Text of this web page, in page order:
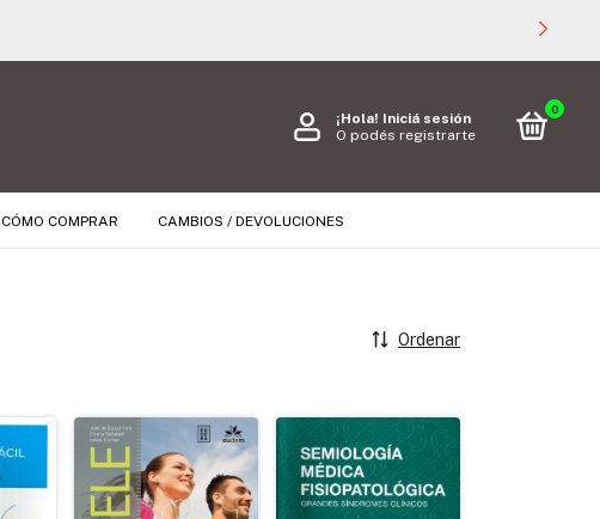
¡Hola! Iniciá sesión
O podés registrarte
0
CÓMO COMPRAR CAMBIOS / DEVOLUCIONES
Ordenar